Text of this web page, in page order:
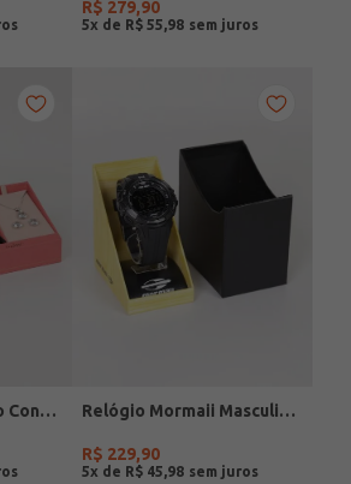
R$ 279,90
5x de R$ 55 98
Relógio + Acessório Condor Feminino PRATA Relógio Mormaii Masculino PRETO
R$ 229,90
5x de R$ 45 98